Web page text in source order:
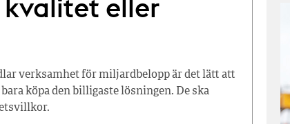
kvalitet eller
verksamhet för miljardbelopp är det lätt att
köpa den billigaste lösningen. De ska